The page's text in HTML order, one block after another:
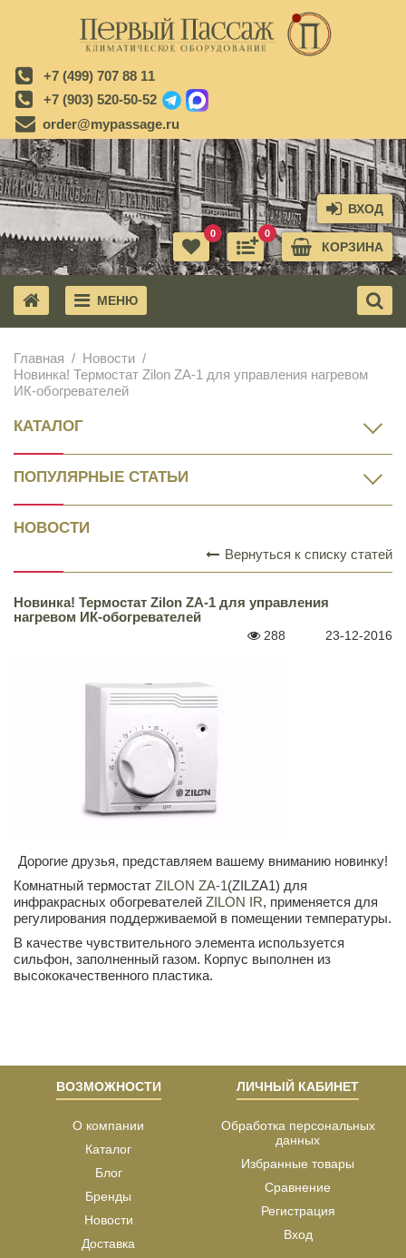
+7 (499) 707 88 11
+7 (903) 520-50-52
order@mypassage.ru
ВХОД
КОРЗИНА
0
0
МЕНЮ
Главная
Новости
Новинка! Термостат Zilon ZA-1 для управления нагревом
ИК-обогревателей
КАТАЛОГ
ПОПУЛЯРНЫЕ СТАТЬИ
НОВОСТИ
Вернуться к списку статей
Новинка! Термостат Zilon ZA-1 для управления
нагревом ИК-обогревателей
288 23-12-2016
Дорогие друзья, представляем вашему вниманию новинку!
Комнатный термостат ZILON ZA-1(ZILZA1) для
инфракрасных обогревателей ZILON IR, применяется для
регулирования поддерживаемой в помещении температуры.
В качестве чувствительного элемента используется
сильфон, заполненный газом. Корпус выполнен из
высококачественного пластика.
ВОЗМОЖНОСТИ
О компании
Каталог
Блог
Бренды
Новости
Доставка
ЛИЧНЫЙ КАБИНЕТ
Обработка персональных
данных
Избранные товары
Сравнение
Регистрация
Вход